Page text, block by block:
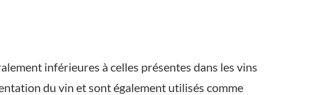
inférieures à celles présentes dans les vins
du vin et sont également utilisés comme